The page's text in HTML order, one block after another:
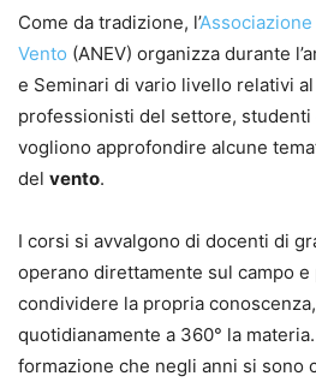
Come da tradizione, l’Associazione
Vento (ANEV) organizza durante
e Seminari di vario livello relativi
professionisti del settore, studenti
vogliono approfondire alcune
del vento.
I corsi si avvalgono di docenti di
operano direttamente sul campo
condividere la propria
quotidianamente a 360° la
formazione che negli anni si sono